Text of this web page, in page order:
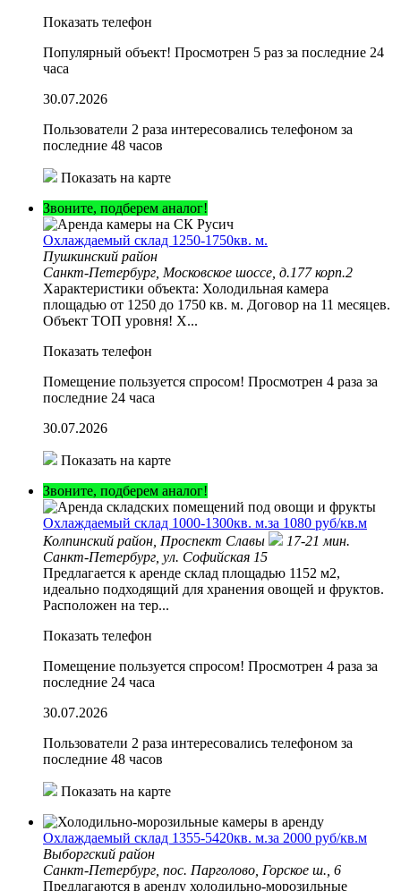
Показать телефон
Популярный объект! Просмотрен 5 раз за последние 24
часа
30.07.2026
Пользователи 2 раза интересовались телефоном за
последние 48 часов
Показать на карте
Звоните, подберем аналог!
Охлаждаемый склад 1250-1750кв. м.
Пушкинский район
Санкт-Петербург, Московское шоссе, д.177 корп.2
Характеристики объекта: Холодильная камера
площадью от 1250 до 1750 кв. м. Договор на 11 месяцев.
Объект ТОП уровня! Х...
Показать телефон
Помещение пользуется спросом! Просмотрен 4 раза за
последние 24 часа
30.07.2026
Показать на карте
Звоните, подберем аналог!
Охлаждаемый склад 1000-1300кв. м.за 1080 руб/кв.м
Колпинский район, Проспект Славы
17-21 мин.
Санкт-Петербург, ул. Софийская 15
Предлагается к аренде склад площадью 1152 м2,
идеально подходящий для хранения овощей и фруктов.
Расположен на тер...
Показать телефон
Помещение пользуется спросом! Просмотрен 4 раза за
последние 24 часа
30.07.2026
Пользователи 2 раза интересовались телефоном за
последние 48 часов
Показать на карте
Охлаждаемый склад 1355-5420кв. м.за 2000 руб/кв.м
Выборгский район
Санкт-Петербург, пос. Парголово, Горское ш., 6
Предлагаются в аренду холодильно-морозильные